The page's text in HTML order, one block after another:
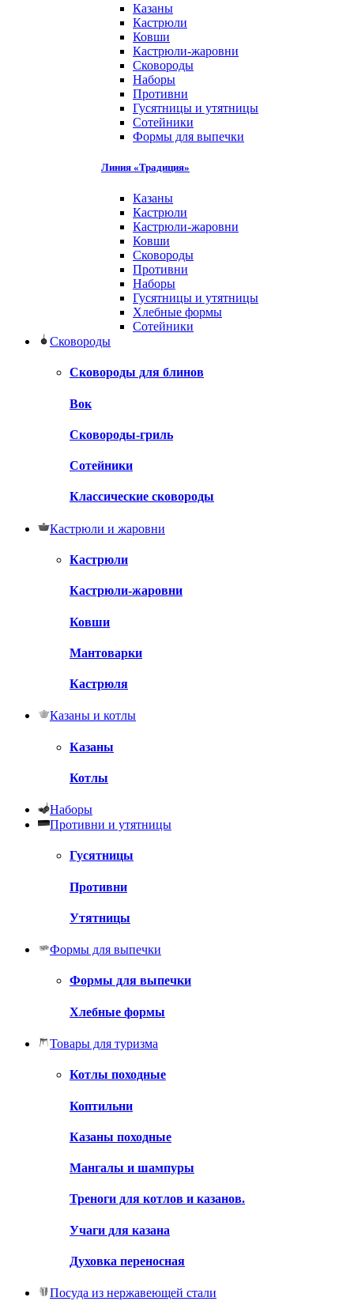
Казаны
Кастрюли
Ковши
Кастрюли-жаровни
Сковороды
Наборы
Противни
Гусятницы и утятницы
Сотейники
Формы для выпечки
Линия «Традиция»
Казаны
Кастрюли
Кастрюли-жаровни
Ковши
Сковороды
Противни
Наборы
Гусятницы и утятницы
Хлебные формы
Сотейники
Сковороды
Сковороды для блинов
Вок
Сковороды-гриль
Сотейники
Классические сковороды
Кастрюли и жаровни
Кастрюли
Кастрюли-жаровни
Ковши
Мантоварки
Кастрюля
Казаны и котлы
Казаны
Котлы
Наборы
Противни и утятницы
Гусятницы
Противни
Утятницы
Формы для выпечки
Формы для выпечки
Хлебные формы
Товары для туризма
Котлы походные
Коптильни
Казаны походные
Мангалы и шампуры
Треноги для котлов и казанов.
Учаги для казана
Духовка переносная
Посуда из нержавеющей стали